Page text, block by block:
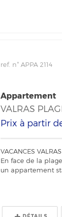
ref. n° APPA 2114
Appartement
VALRAS
Prix à partir
VACANCES
En face de la
un appartement